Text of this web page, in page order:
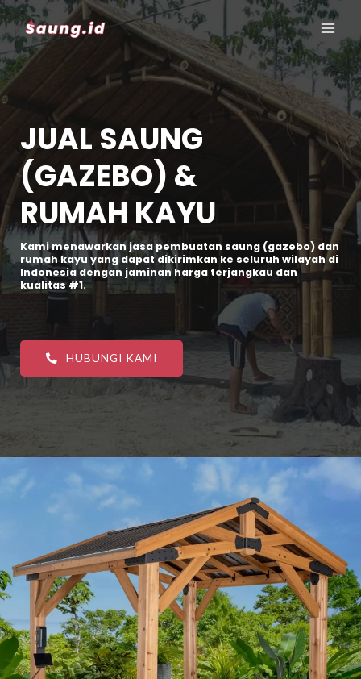
JUAL SAUNG
(GAZEBO) &
RUMAH KAYU
Kami menawarkan jasa pembuatan saung (gazebo) dan
rumah kayu yang dapat dikirimkan ke seluruh wilayah di
Indonesia dengan jaminan harga terjangkau dan
kualitas #1.
HUBUNGI KAMI